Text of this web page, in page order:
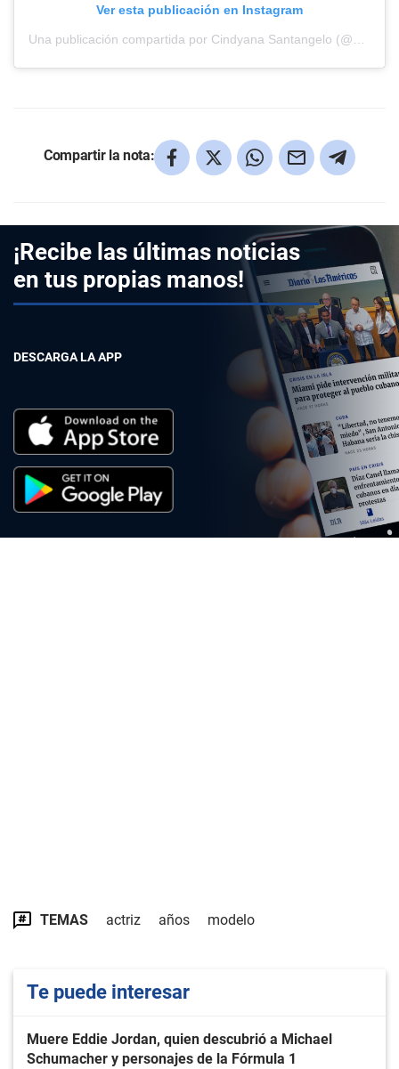
Ver esta publicación en Instagram
Compartir la nota:
¡Recibe las últimas noticias
en tus propias manos!
DESCARGA LA APP
TEMAS actriz años modelo
Te puede interesar
Muere Eddie Jordan, quien descubrió a Michael
Schumacher y personajes de la Fórmula 1